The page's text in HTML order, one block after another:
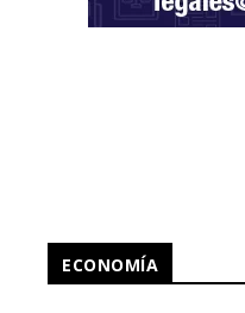
ECONOMÍA